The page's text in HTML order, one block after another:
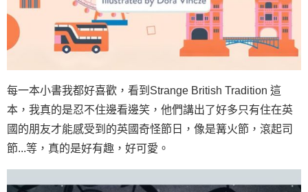
每一本小書我都好喜歡，看到Strange British Tradition 這
本，我真的是忍不住邊看邊笑，他們講出了好多只有住在英
國的朋友才能感受到的英國奇怪節日，像是篝火節，滾起司
節...等，真的是好有趣，好可愛。